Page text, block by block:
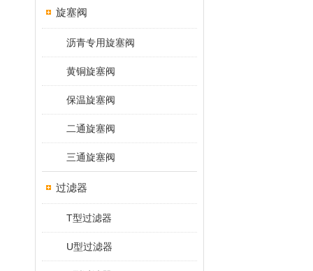
旋塞阀
沥青专用旋塞阀
黄铜旋塞阀
保温旋塞阀
二通旋塞阀
三通旋塞阀
过滤器
T型过滤器
U型过滤器